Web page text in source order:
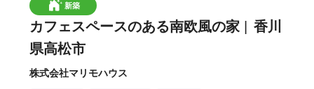
新築
カフェスペースのある南欧風の家
香川
県高松市
株式会社マリモハウス